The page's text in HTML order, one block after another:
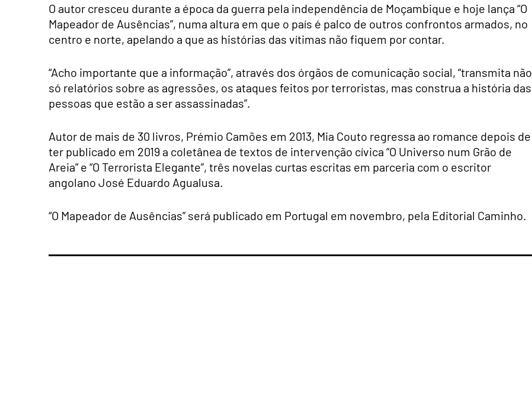
O autor cresceu durante a época da guerra pela independência de Moçambique e hoje lança “O
Mapeador de Ausências”, numa altura em que o país é palco de outros confrontos armados, no
centro e norte, apelando a que as histórias das vítimas não fiquem por contar.
“Acho importante que a informação”, através dos órgãos de comunicação social, “transmita não
só relatórios sobre as agressões, os ataques feitos por terroristas, mas construa a história das
pessoas que estão a ser assassinadas”.
Autor de mais de 30 livros, Prémio Camões em 2013, Mia Couto regressa ao romance depois de
ter publicado em 2019 a coletânea de textos de intervenção cívica “O Universo num Grão de
Areia” e “O Terrorista Elegante”, três novelas curtas escritas em parceria com o escritor
angolano José Eduardo Agualusa.
“O Mapeador de Ausências” será publicado em Portugal em novembro, pela Editorial Caminho.